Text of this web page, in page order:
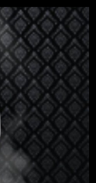
Connexion
ce pas
?